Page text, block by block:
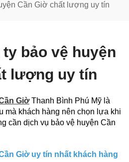
Cần Giờ chất lượng uy tín
bảo vệ huyện
lượng uy tín
GiờThanh Bình Phú Mỹ là
mà khách hàng nên chọn lựa khi
cần dịch vụ bảo vệ huyện Cần
Giờ uy tín nhất khách hàng